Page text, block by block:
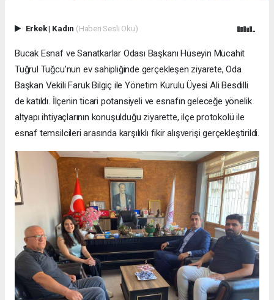
Erkek| Kadın (Haberi Sesli Oku)
Bucak Esnaf ve Sanatkarlar Odası Başkanı Hüseyin Mücahit
Tuğrul Tuğcu’nun ev sahipliğinde gerçekleşen ziyarete, Oda
Başkan Vekili Faruk Bilgiç ile Yönetim Kurulu Üyesi Ali Besdilli
de katıldı. İlçenin ticari potansiyeli ve esnafın geleceğe yönelik
altyapı ihtiyaçlarının konuşulduğu ziyarette, ilçe protokolü ile
esnaf temsilcileri arasında karşılıklı fikir alışverişi gerçekleştirildi.